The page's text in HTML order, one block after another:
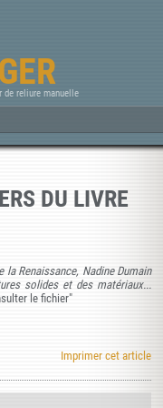
de reliure manuelle
DU LIVRE
Renaissance, Nadine Dumain
solides et des matériaux...
le fichier"
Imprimer cet article